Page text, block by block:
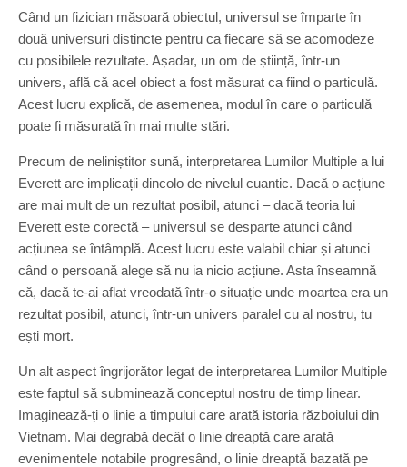
Când un fizician măsoară obiectul, universul se împarte în
două universuri distincte pentru ca fiecare să se acomodeze
cu posibilele rezultate. Așadar, un om de știință, într-un
univers, află că acel obiect a fost măsurat ca fiind o particulă.
Acest lucru explică, de asemenea, modul în care o particulă
poate fi măsurată în mai multe stări.
Precum de neliniștitor sună, interpretarea Lumilor Multiple a lui
Everett are implicații dincolo de nivelul cuantic. Dacă o acțiune
are mai mult de un rezultat posibil, atunci – dacă teoria lui
Everett este corectă – universul se desparte atunci când
acțiunea se întâmplă. Acest lucru este valabil chiar și atunci
când o persoană alege să nu ia nicio acțiune. Asta înseamnă
că, dacă te-ai aflat vreodată într-o situație unde moartea era un
rezultat posibil, atunci, într-un univers paralel cu al nostru, tu
ești mort.
Un alt aspect îngrijorător legat de interpretarea Lumilor Multiple
este faptul să subminează conceptul nostru de timp linear.
Imaginează-ți o linie a timpului care arată istoria războiului din
Vietnam. Mai degrabă decât o linie dreaptă care arată
evenimentele notabile progresând, o linie dreaptă bazată pe